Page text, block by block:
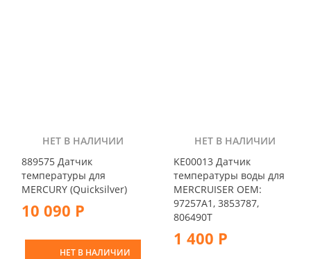
НЕТ В НАЛИЧИИ
889575 Датчик
температуры для
MERCURY (Quicksilver)
10 090 Р
НЕТ В НАЛИЧИИ
НЕТ В НАЛИЧИИ
KE00013 Датчик
температуры воды для
MERCRUISER OEM:
97257A1, 3853787,
806490T
1 400 Р